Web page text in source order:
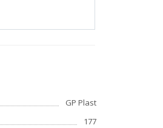
GP Plast
177